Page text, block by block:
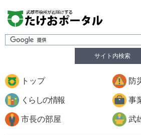
サイト内検索
トップ 防
くらしの情報 事
市長の部屋 武